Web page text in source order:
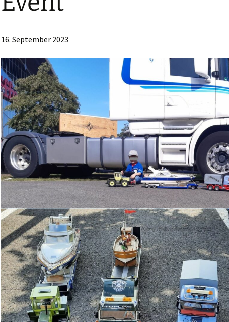
Tür bei
Tür, bei
26. März
20.
Modellschautage Hamm
06. u. 07. August 2022
18. & 19. Juni 2022
Schowfahren auf dem
Schlepper
Oldtimertreffen in Olfen.
Vereinsfahren bei
Dondrup 14. & 15. Mai
2022
Wirtschaftsschau Ahaus
08.05.2022
22.Open Air
Modellschautage Hamm
21/22.08.2021
Sommerfest bei Familie
Hansi Schulte ter Hardt
am 18.09.2021
21.Modellschautage
Hamm 12/13.09.2020
Modelshow Europe 2019
Ede 16.03.2019
16. September 2023